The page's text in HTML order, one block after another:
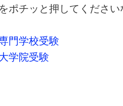
ポチッと押してくださ
門学校受験
学院受験